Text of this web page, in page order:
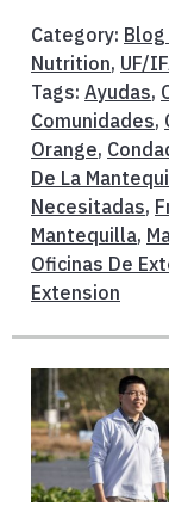
Category:
Nutrition, UF/
Tags: Ayudas,
Comunidades,
Orange,
De La
Necesitadas,
Mantequilla,
Oficinas De
Extension